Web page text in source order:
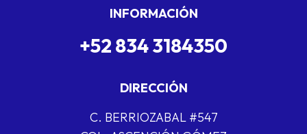
INFORMACIÓN
+52 834 3184350
DIRECCIÓN
C. BERRIOZABAL #547